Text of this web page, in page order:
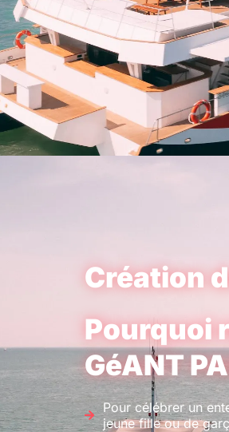
Création
Pourquoi
GéANT
Pour célébrer un
jeune fille ou de